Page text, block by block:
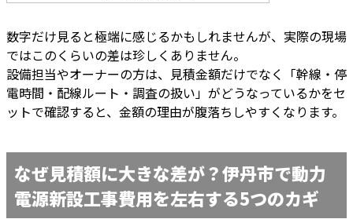
数字だけ見ると極端に感じるかもしれませんが、実際の現場
ではこのくらいの差は珍しくありません。
設備担当やオーナーの方は、見積金額だけでなく「幹線・停
電時間・配線ルート・調査の扱い」がどうなっているかをセ
ットで確認すると、金額の理由が腹落ちしやすくなります。
なぜ見積額に大きな差が？伊丹市で動力
電源新設工事費用を左右する5つのカギ